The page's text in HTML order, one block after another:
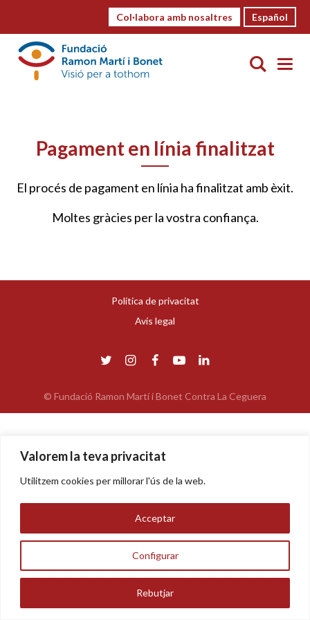
Valorem la teva privacitat
Utilitzem cookies per millorar l'ús de la web.
Configurar
Rebutjar
Acceptar
Col·labora amb nosaltres Español
Pagament en línia finalitzat
El procés de pagament en línia ha finalitzat amb èxit.
Moltes gràcies per la vostra confiança.
Política de privacitat
Avís legal
© Fundació Ramon Martí i Bonet Contra La Ceguera